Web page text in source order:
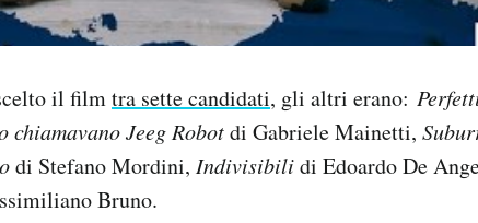
il filmtra sette candidati, gli altri erano:
chiamavano Jeeg Robotdi Gabriele Mainetti,
di Stefano Mordini, Indivisibilidi Edoardo De
Bruno.